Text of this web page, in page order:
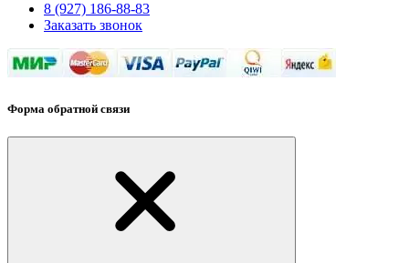
8 (927) 186-88-83
Заказать звонок
Форма обратной связи